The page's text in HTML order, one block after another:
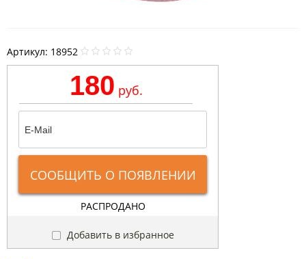
Артикул: 18952
180 руб.
СООБЩИТЬ О ПОЯВЛЕНИИ
РАСПРОДАНО
Добавить в избранное